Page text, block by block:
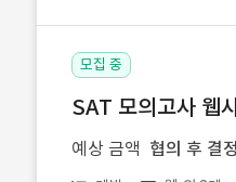
모집 중
SAT 모의고사 웹
예상 금액 협의 후 결정